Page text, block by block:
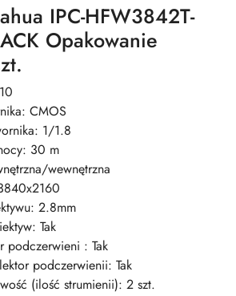
IPC-HFW3842T-
Opakowanie
CMOS
1/1.8
30 m
wewnętrzna
2.8mm
Tak
podczerwieni : Tak
podczerwienii: Tak
(ilość strumienii): 2 szt.